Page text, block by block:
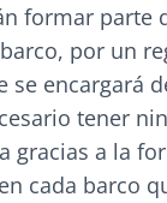
formar parte
por un
encargará
tener
gracias a la
cada barco